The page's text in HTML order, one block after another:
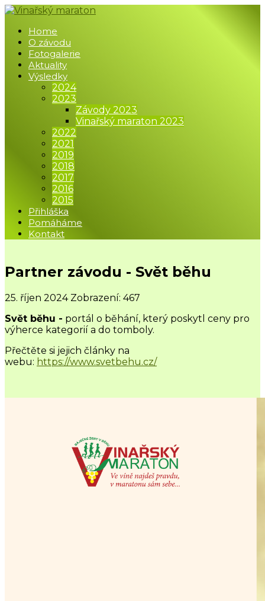
Home
O závodu
Fotogalerie
Aktuality
Výsledky
2024
2023
Závody 2023
Vinařský maraton 2023
2022
2021
2019
2018
2017
2016
2015
Přihláška
Pomáháme
Kontakt
Partner závodu - Svět běhu
25. říjen 2024 Zobrazení: 467
Svět běhu - portál o běhání, který poskytl ceny pro
výherce kategorií a do tomboly.
Přečtěte si jejich články na
webu: https://www.svetbehu.cz/